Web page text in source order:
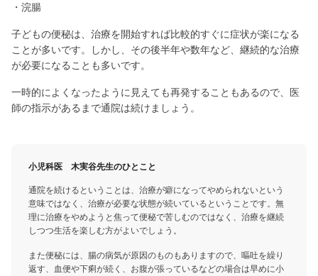
・浣腸
子どもの便秘は、治療を開始すれば比較的すぐに症状が楽になる
ことが多いです。しかし、その後半年や数年など、継続的な治療
が必要になることも多いです。
一時的によくなったように見えても再発することもあるので、医
師の指示があるまで通院は続けましょう。
小児科医 木実谷先生のひとこと
通院を続けるということは、治療が癖になってやめられないという
意味ではなく、治療が必要な状態が続いているということです。無
理に治療をやめようと焦って便秘で苦しむのではなく、治療を継続
しつつ生活を楽しむ方がよいでしょう。
また便秘には、腸の病気が原因のものもありますので、嘔吐を繰り
返す、血便や下痢が続く、お腹が張っているなどの場合は早めに小